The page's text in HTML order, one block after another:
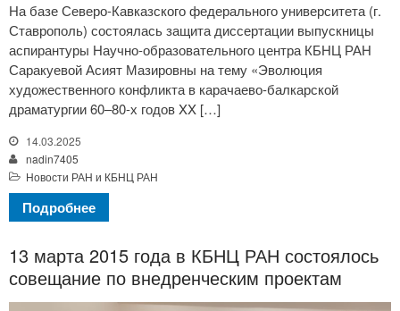
На базе Северо-Кавказского федерального университета (г.
Ставрополь) состоялась защита диссертации выпускницы
аспирантуры Научно-образовательного центра КБНЦ РАН
Саракуевой Асият Мазировны на тему «Эволюция
художественного конфликта в карачаево-балкарской
драматургии 60–80-х годов XX […]
14.03.2025
nadin7405
Новости РАН и КБНЦ РАН
Подробнее
13 марта 2015 года в КБНЦ РАН состоялось
совещание по внедренческим проектам